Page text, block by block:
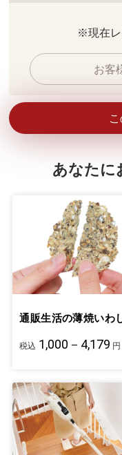
※現在レ
お客
あなたに
通販生活の薄焼いわ
税込 1,000－4,179 円